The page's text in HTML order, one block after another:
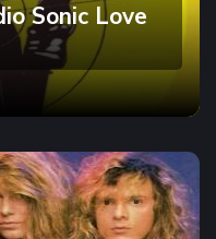
Sonic Love